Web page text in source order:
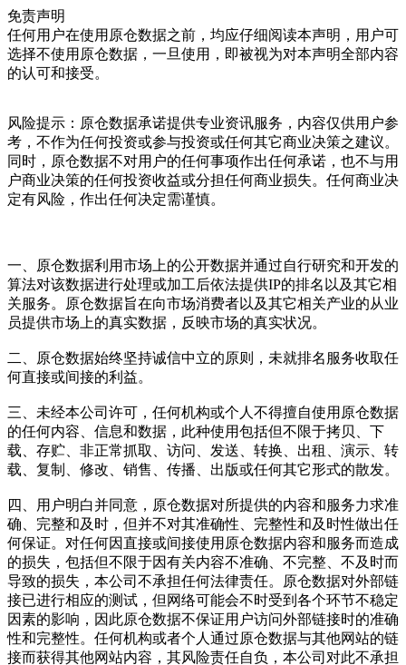
免责声明
任何用户在使用原仓数据之前，均应仔细阅读本声明，用户可
选择不使用原仓数据，一旦使用，即被视为对本声明全部内容
的认可和接受。
风险提示： 原仓数据承诺提供专业资讯服务，内容仅供用户参
考，不作为任何投资或参与投资或任何其它商业决策之建议。
同时，原仓数据不对用户的任何事项作出任何承诺，也不与用
户商业决策的任何投资收益或分担任何商业损失。任何商业决
定有风险，作出任何决定需谨慎。
一、原仓数据利用市场上的公开数据并通过自行研究和开发的
算法对该数据进行处理或加工后依法提供IP的排名以及其它相
关服务。原仓数据旨在向市场消费者以及其它相关产业的从业
员提供市场上的真实数据，反映市场的真实状况。
二、原仓数据始终坚持诚信中立的原则，未就排名服务收取任
何直接或间接的利益。
三、未经本公司许可，任何机构或个人不得擅自使用原仓数据
的任何内容、信息和数据，此种使用包括但不限于拷贝、下
载、存贮、非正常抓取、访问、发送、转换、出租、演示、转
载、复制、修改、销售、传播、出版或任何其它形式的散发。
四、用户明白并同意，原仓数据对所提供的内容和服务力求准
确、完整和及时，但并不对其准确性、完整性和及时性做出任
何保证。 对任何因直接或间接使用原仓数据内容和服务而造成
的损失，包括但不限于因有关内容不准确、不完整、不及时而
导致的损失，本公司不承担任何法律责任。原仓数据对外部链
接已进行相应的测试，但网络可能会不时受到各个环节不稳定
因素的影响，因此原仓数据不保证用户访问外部链接时的准确
性和完整性。任何机构或者个人通过原仓数据与其他网站的链
接而获得其他网站内容，其风险责任自负，本公司对此不承担